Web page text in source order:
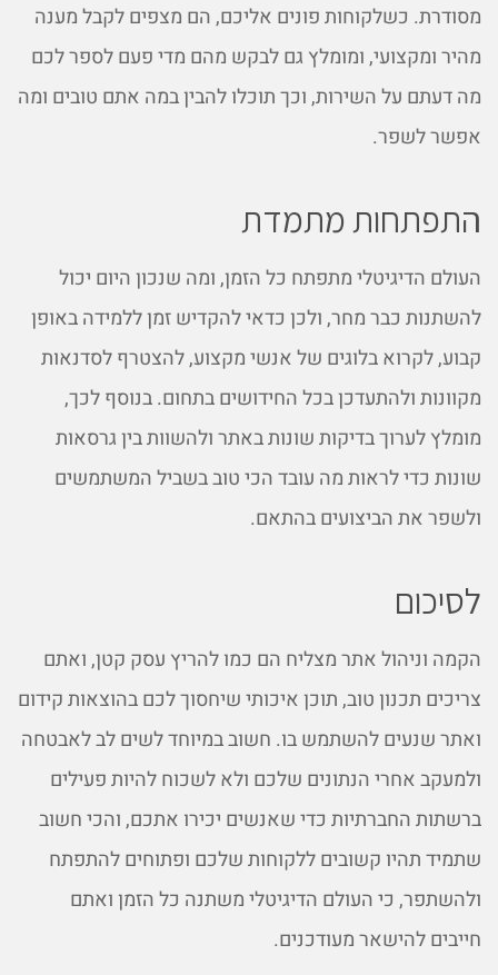
מסודרת. כשלקוחות פונים אליכם, הם מצפים לקבל מענה
מהיר ומקצועי, ומומלץ גם לבקש מהם מדי פעם לספר לכם
מה דעתם על השירות, וכך תוכלו להבין במה אתם טובים ומה
אפשר לשפר.
התפתחות מתמדת
העולם הדיגיטלי מתפתח כל הזמן, ומה שנכון היום יכול
להשתנות כבר מחר, ולכן כדאי להקדיש זמן ללמידה באופן
קבוע, לקרוא בלוגים של אנשי מקצוע, להצטרף לסדנאות
מקוונות ולהתעדכן בכל החידושים בתחום. בנוסף לכך,
מומלץ לערוך בדיקות שונות באתר ולהשוות בין גרסאות
שונות כדי לראות מה עובד הכי טוב בשביל המשתמשים
ולשפר את הביצועים בהתאם.
לסיכום
הקמה וניהול אתר מצליח הם כמו להריץ עסק קטן, ואתם
צריכים תכנון טוב, תוכן איכותי שיחסוך לכם בהוצאות קידום
ואתר שנעים להשתמש בו. חשוב במיוחד לשים לב לאבטחה
ולמעקב אחרי הנתונים שלכם ולא לשכוח להיות פעילים
ברשתות החברתיות כדי שאנשים יכירו אתכם, והכי חשוב
שתמיד תהיו קשובים ללקוחות שלכם ופתוחים להתפתח
ולהשתפר, כי העולם הדיגיטלי משתנה כל הזמן ואתם
חייבים להישאר מעודכנים.